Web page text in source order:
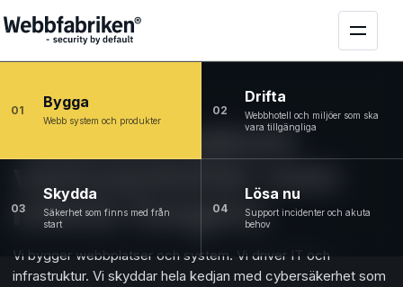
Tekniken bakom
verksamheter som
måste fungera
Vi bygger webbplatser och system. Vi driver IT och
infrastruktur. Vi skyddar hela kedjan med cybersäkerhet som
01 Bygga
Webb system och produkter
02
Drifta
Webbhotell och miljöer som ska
vara tillgängliga
03
Skydda
Säkerhet som finns med från
start
04
Lösa nu
Support incidenter och akuta
behov